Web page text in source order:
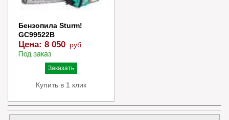
Бензопила Sturm!
GC99522B
Цена: 8 050 руб.
Заказать
Купить в 1 клик